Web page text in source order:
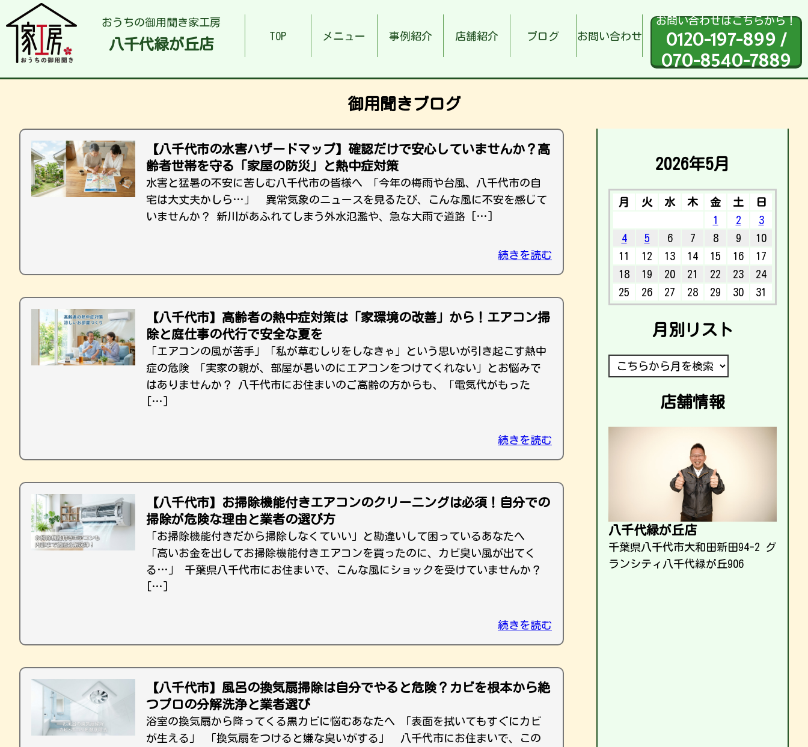
おうちの御用聞き家工房
八千代緑が丘店
TOP メニュー 事例紹介 店舗紹介 ブログ お問い合わせ
お問い合わせはこちらから！
0120-197-899 /
070-8540-7889
御用聞きブログ
【八千代市の水害ハザードマップ】確認だけで安心していませんか？高
齢者世帯を守る「家屋の防災」と熱中症対策
水害と猛暑の不安に苦しむ八千代市の皆様へ 「今年の梅雨や台風、八千代市の自
宅は大丈夫かしら…」 異常気象のニュースを見るたび、こんな風に不安を感じて
いませんか？ 新川があふれてしまう外水氾濫や、急な大雨で道路 […]
続きを読む
【八千代市】高齢者の熱中症対策は「家環境の改善」から！エアコン掃
除と庭仕事の代行で安全な夏を
「エアコンの風が苦手」「私が草むしりをしなきゃ」という思いが引き起こす熱中
症の危険 「実家の親が、部屋が暑いのにエアコンをつけてくれない」とお悩みで
はありませんか？ 八千代市にお住まいのご高齢の方からも、「電気代がもった
[…]
続きを読む
【八千代市】お掃除機能付きエアコンのクリーニングは必須！自分での
掃除が危険な理由と業者の選び方
「お掃除機能付きだから掃除しなくていい」と勘違いして困っているあなたへ
「高いお金を出してお掃除機能付きエアコンを買ったのに、カビ臭い風が出てく
る…」 千葉県八千代市にお住まいで、こんな風にショックを受けていませんか？
[…]
続きを読む
【八千代市】風呂の換気扇掃除は自分でやると危険？カビを根本から絶
つプロの分解洗浄と業者選び
浴室の換気扇から降ってくる黒カビに悩むあなたへ 「表面を拭いてもすぐにカビ
が生える」 「換気扇をつけると嫌な臭いがする」 八千代市にお住まいで、この
2026年5月
月 火 水 木 金 土
日
1
2
3
4
5 6 7 8 9
10
11
12 13 14 15 16
17
18
19 20 21 22 23
24
25
26 27 28 29 30 31
月別リスト
店舗情報
八千代緑が丘店
千葉県八千代市大和田新田94-2 グ
ランシティ八千代緑が丘906